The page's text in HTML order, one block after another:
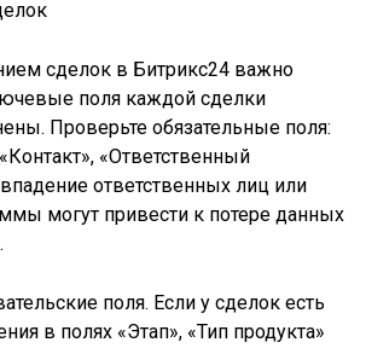
сделок в Битрикс24 важно
поля каждой сделки
Проверьте обязательные поля:
«Ответственный
ответственных лиц или
могут привести к потере данных
поля. Если у сделок есть
в полях «Этап», «Тип продукта»